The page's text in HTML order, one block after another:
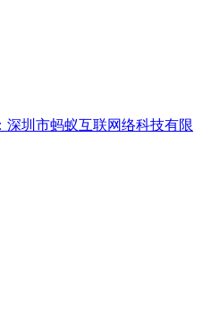
深圳市蚂蚁互联网络科技有限